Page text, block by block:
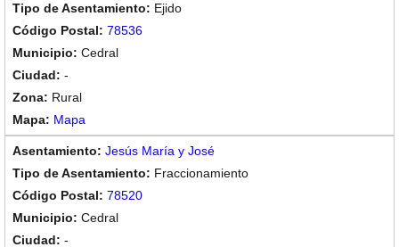
Ejido
78536
Cedral
-
Rural
Mapa
Jesús María y José
Fraccionamiento
78520
Cedral
-